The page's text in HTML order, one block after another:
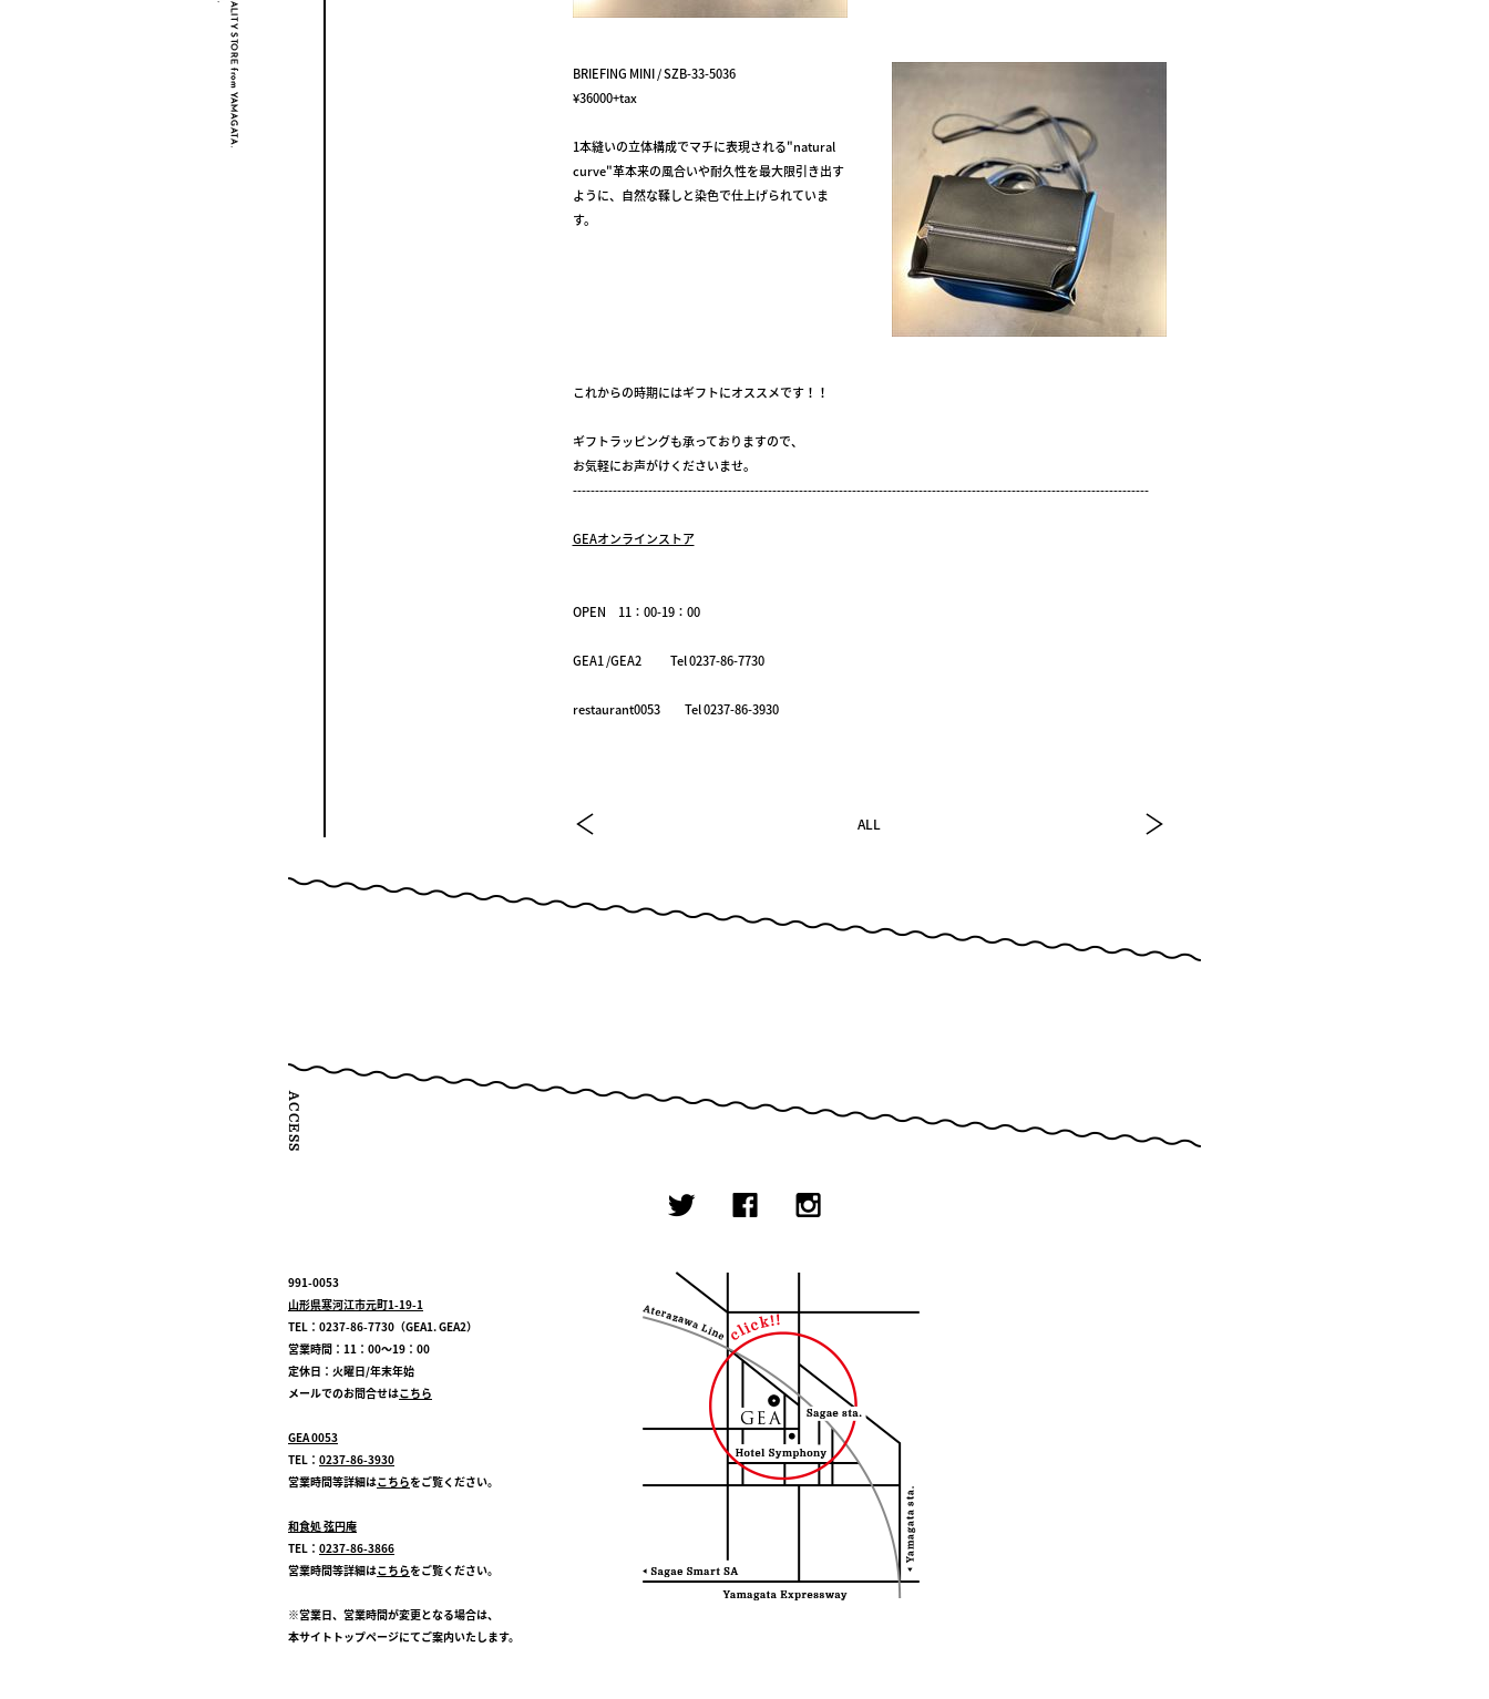
BRIEFING MINI / SZB-33-5036
¥36000+tax
1本縫いの立体構成でマチに表現される"natural
curve"革本来の風合いや耐久性を最大限引き出す
ように、自然な鞣しと染色で仕上げられていま
す。
これからの時期にはギフトにオススメです！！
ギフトラッピングも承っておりますので、
お気軽にお声がけくださいませ。
----------------------------------------------------------------------------------------------------------------------------------
GEAオンラインストア
OPEN 11：00-19：00
GEA1 /GEA2 Tel 0237-86-7730
restaurant0053 Tel 0237-86-3930
ALL
991-0053
山形県寒河江市元町1-19-1
TEL：0237-86-7730（GEA1. GEA2）
営業時間：11：00～19：00
定休日：火曜日/年末年始
メールでのお問合せはこちら
GEA 0053
TEL： 0237-86-3930
営業時間等詳細はこちらをご覧ください。
和食処 弦円庵
TEL： 0237-86-3866
営業時間等詳細はこちらをご覧ください。
※営業日、営業時間が変更となる場合は、
本サイトトップページにてご案内いたします。